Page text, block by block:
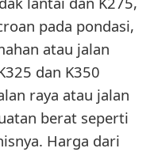
pada pondasi,
atau jalan
dan K350
raya atau jalan
berat seperti
Harga dari